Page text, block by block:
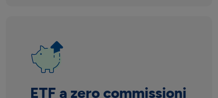
ETF a zero commissioni